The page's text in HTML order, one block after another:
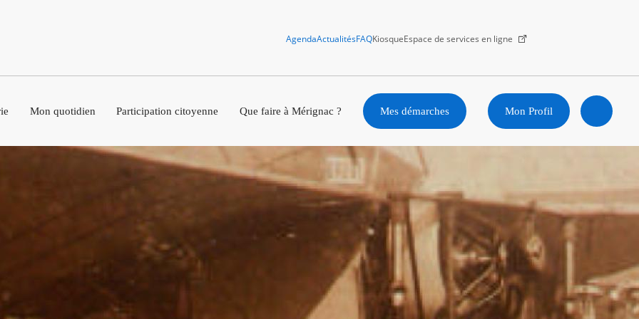
AgendaActualitésFAQKiosqueEspace de services en ligne
Mon quotidien Participation citoyenne Que faire à Mérignac ? Mes démarches Mon Profil